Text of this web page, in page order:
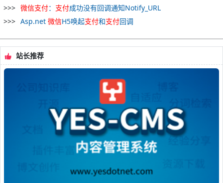
微信支付： 支付成功没有回调通知Notify_URL
Asp.net 微信H5唤起支付和支付回调
站长推荐